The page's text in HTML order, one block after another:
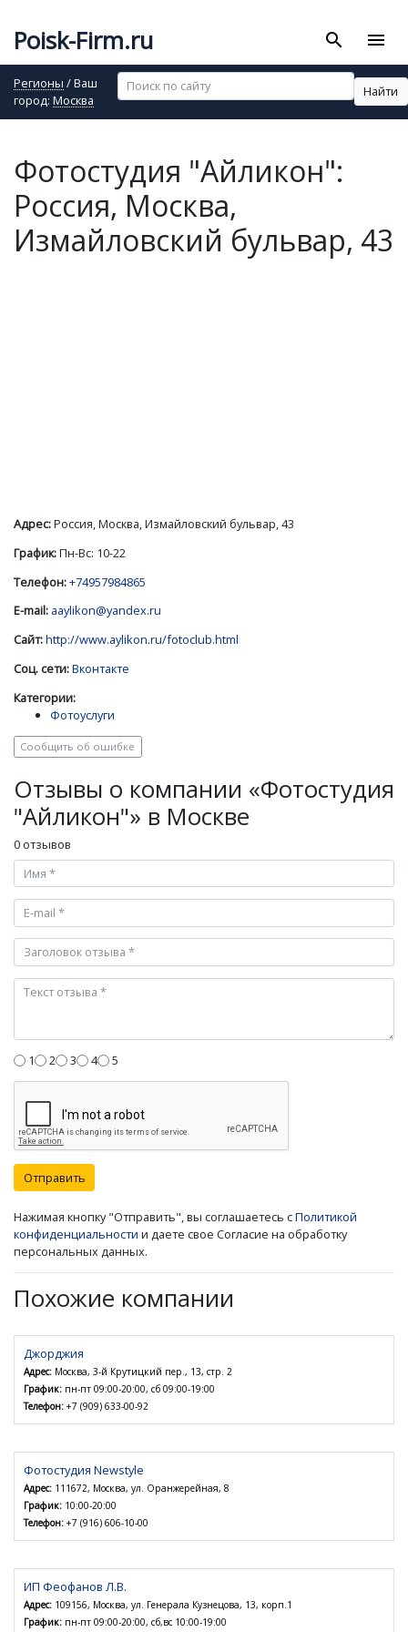
Poisk-Firm.ru search menu
Регионы / Ваш
город: Москва
Найти
Фотостудия "Айликон":
Россия, Москва,
Измайловский бульвар, 43
Адрес:Россия, Москва, Измайловский бульвар, 43
График:Пн-Вс: 10-22
Телефон:+74957984865
E-mail: aaylikon@yandex.ru
Сайт:http://www.aylikon.ru/fotoclub.html
Соц. сети:Вконтакте
Категории:
Фотоуслуги
Сообщить об ошибке
Отзывы о компании «Фотостудия
"Айликон"» в Москве
0 отзывов
1 2 3 4 5
Отправить
Нажимая кнопку "Отправить", вы соглашаетесь сПолитикой
конфиденциальности и даете свое Согласие на обработку
персональных данных.
Похожие компании
Джорджия
Адрес: Москва, 3-й Крутицкий пер., 13, стр. 2
График: пн-пт 09:00-20:00, сб 09:00-19:00
Телефон: +7 (909) 633-00-92
Фотостудия Newstyle
Адрес: 111672, Москва, ул. Оранжерейная, 8
График: 10:00-20:00
Телефон: +7 (916) 606-10-00
ИП Феофанов Л.В.
Адрес: 109156, Москва, ул. Генерала Кузнецова, 13, корп.1
График: пн-пт 09:00-20:00, сб,вс 10:00-19:00